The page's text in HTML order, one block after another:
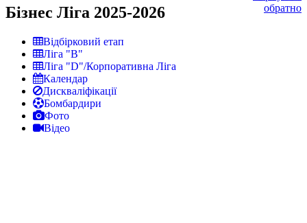
обратно
Бізнес Ліга 2025-2026
Відбірковий етап
Ліга "В"
Ліга "D"/Корпоративна Ліга
Календар
Дискваліфікації
Бомбардири
Фото
Відео